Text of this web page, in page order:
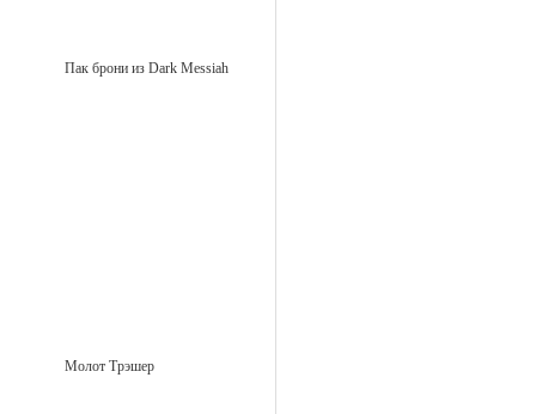
Пак брони из Dark Messiah
Молот Трэшер